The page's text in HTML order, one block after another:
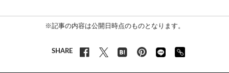
※記事の内容は公開日時点のものとなります。
SHARE